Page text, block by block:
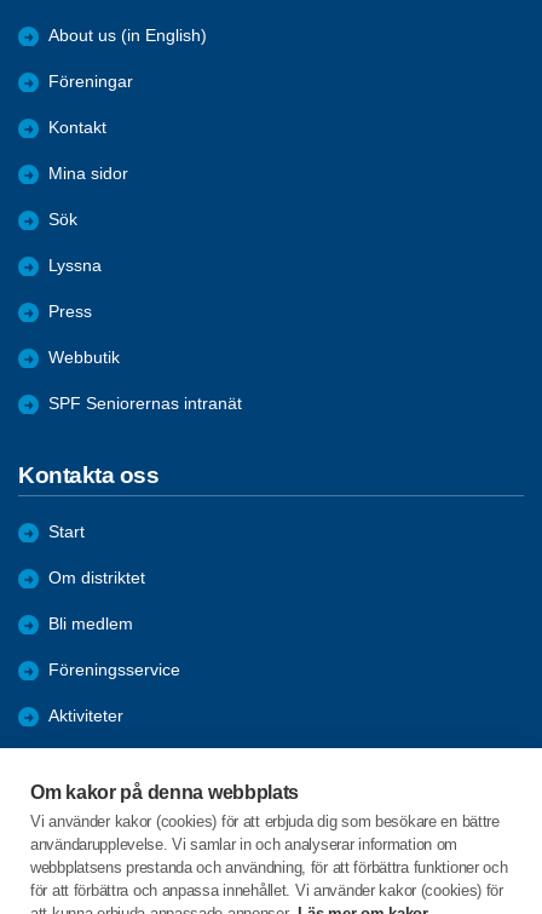
Om kakor på denna webbplats
Vi använder kakor (cookies) för att erbjuda dig som besökare en bättre
användarupplevelse. Vi samlar in och analyserar information om
webbplatsens prestanda och användning, för att förbättra funktioner och
för att förbättra och anpassa innehållet. Vi använder kakor (cookies) för
About us (in English)
Föreningar
Kontakt
Mina sidor
Sök
Lyssna
Press
Webbutik
SPF Seniorernas intranät
Kontakta oss
Start
Om distriktet
Bli medlem
Föreningsservice
Aktiviteter
Förmåner
Bra länkar